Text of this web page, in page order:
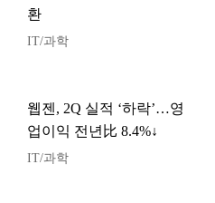
환
IT/과학
웹젠, 2Q 실적 ‘하락’…영
업이익 전년比 8.4%↓
IT/과학